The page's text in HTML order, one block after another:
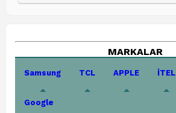
MARKALAR
Samsung TCL APPLE İTEL
Google